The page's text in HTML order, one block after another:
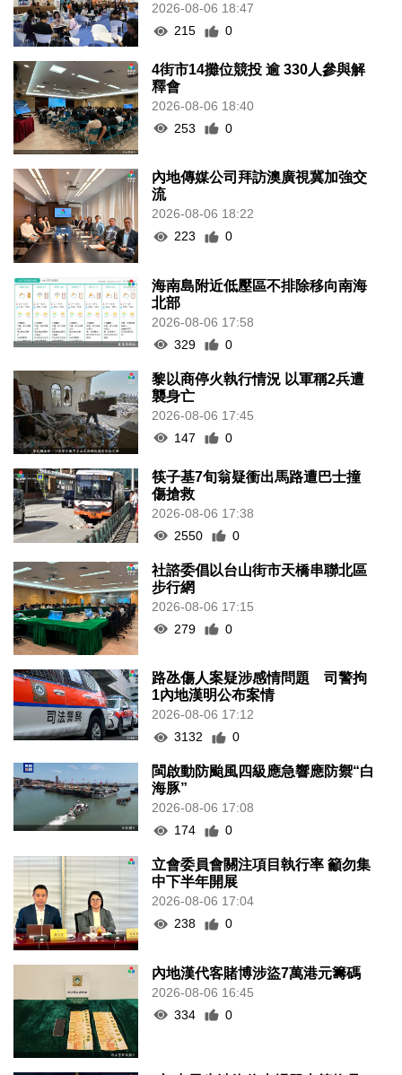
2026-08-06 18:47
215
0
4街市14攤位競投 逾 330人參與解
釋會
2026-08-06 18:40
253
0
內地傳媒公司拜訪澳廣視冀加強交
流
2026-08-06 18:22
223
0
海南島附近低壓區不排除移向南海
北部
2026-08-06 17:58
329
0
黎以商停火執行情況 以軍稱2兵遭
襲身亡
2026-08-06 17:45
147
0
筷子基7旬翁疑衝出馬路遭巴士撞
傷搶救
2026-08-06 17:38
2550
0
社諮委倡以台山街市天橋串聯北區
步行網
2026-08-06 17:15
279
0
路氹傷人案疑涉感情問題 司警拘
1內地漢明公布案情
2026-08-06 17:12
3132
0
閩啟動防颱風四級應急響應防禦“白
海豚”
2026-08-06 17:08
174
0
立會委員會關注項目執行率 籲勿集
中下半年開展
2026-08-06 17:04
238
0
內地漢代客賭博涉盜7萬港元籌碼
2026-08-06 16:45
334
0